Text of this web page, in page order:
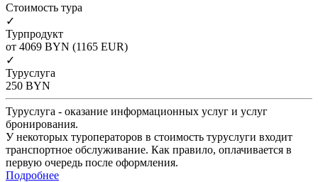
Cтоимость тура
✓
Турпродукт
от 4069 BYN (1165 EUR)
✓
Туруслуга
250 BYN
Туруслуга - оказание информационных услуг и услуг
бронирования.
У некоторых туроператоров в стоимость туруслуги входит
транспортное обслуживание. Как правило, оплачивается в
первую очередь после оформления.
Подробнее